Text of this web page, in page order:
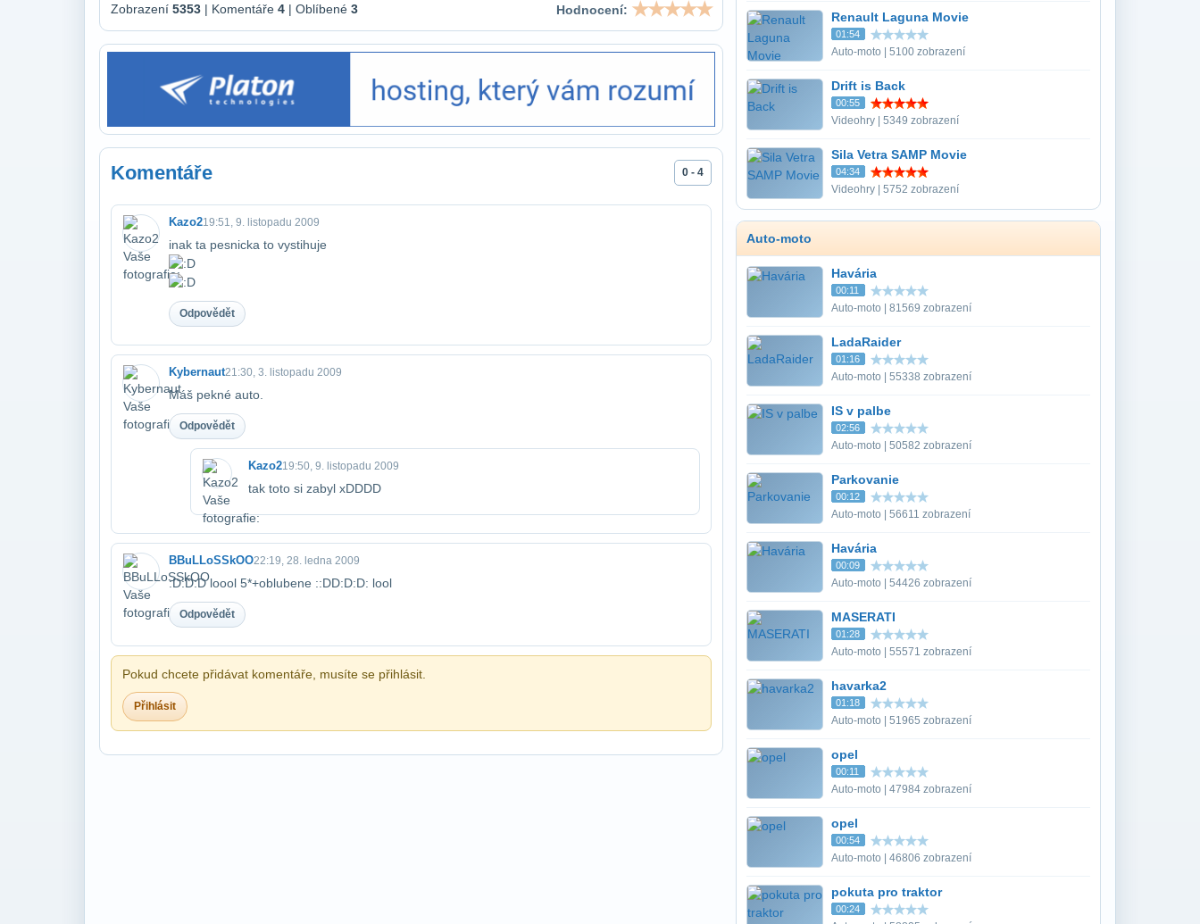
Zobrazení 5353 | Komentáře 4 | Oblíbené 3 Hodnocení:
Komentáře 0 - 4
Kazo219:51, 9. listopadu 2009
inak ta pesnicka to vystihuje
Odpovědět
Kybernaut21:30, 3. listopadu 2009
Máš pekné auto.
Odpovědět
Kazo219:50, 9. listopadu 2009
tak toto si zabyl xDDDD
BBuLLoSSkOO22:19, 28. ledna 2009
:D:D:D loool 5*+oblubene ::DD:D:D: lool
Odpovědět
Pokud chcete přidávat komentáře, musíte se přihlásit.
Přihlásit
Renault Laguna Movie
01:54
Auto-moto | 5100 zobrazení
Drift is Back
00:55
Videohry | 5349 zobrazení
Sila Vetra SAMP Movie
04:34
Videohry | 5752 zobrazení
Auto-moto
Havária
00:11
Auto-moto | 81569 zobrazení
LadaRaider
01:16
Auto-moto | 55338 zobrazení
IS v palbe
02:56
Auto-moto | 50582 zobrazení
Parkovanie
00:12
Auto-moto | 56611 zobrazení
Havária
00:09
Auto-moto | 54426 zobrazení
MASERATI
01:28
Auto-moto | 55571 zobrazení
havarka2
01:18
Auto-moto | 51965 zobrazení
opel
00:11
Auto-moto | 47984 zobrazení
opel
00:54
Auto-moto | 46806 zobrazení
pokuta pro traktor
00:24